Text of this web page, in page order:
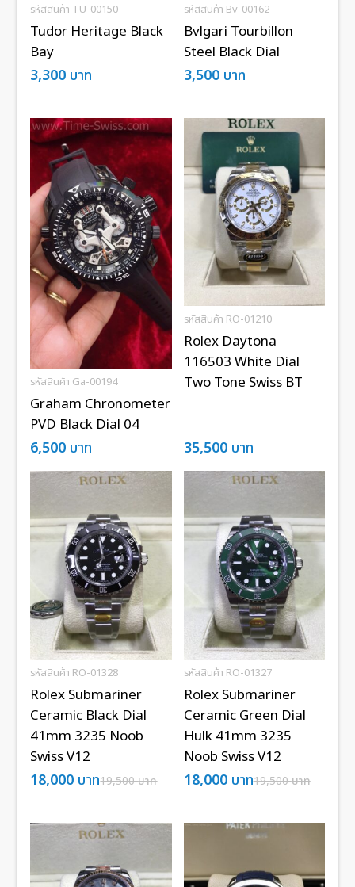
รหัสสินค้า TU-00150
Tudor Heritage Black
Bay
3,300 บาท
รหัสสินค้า Bv-00162
Bvlgari Tourbillon
Steel Black Dial
3,500 บาท
รหัสสินค้า Ga-00194
Graham Chronometer
PVD Black Dial 04
6,500 บาท
รหัสสินค้า RO-01210
Rolex Daytona
116503 White Dial
Two Tone Swiss BT
35,500 บาท
รหัสสินค้า RO-01328
Rolex Submariner
Ceramic Black Dial
41mm 3235 Noob
Swiss V12
19,500บาท
18,000 บาท
รหัสสินค้า RO-01327
Rolex Submariner
Ceramic Green Dial
Hulk 41mm 3235
Noob Swiss V12
19,500บาท
18,000 บาท